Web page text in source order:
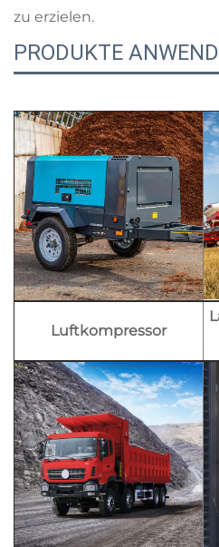
zu erzielen.
PRODUKTE
Luftkompressor